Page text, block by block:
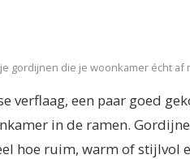
gordijnen die je woonkamer écht af
verflaag, een paar goed
in de ramen.
hoe ruim, warm of stijlvol